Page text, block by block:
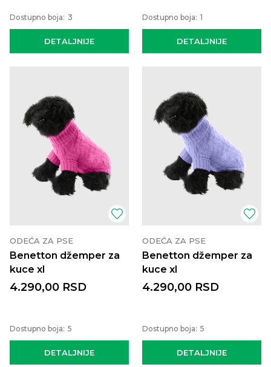
DETALJNIJE
Dostupno boja: 3
DETALJNIJE
Dostupno boja: 1
ODEĆA ZA PSE
Benetton džemper za
kuce xl
DETALJNIJE
4.290,00 RSD
Dostupno boja: 5
ODEĆA ZA PSE
Benetton džemper za
kuce xl
DETALJNIJE
4.290,00 RSD
Dostupno boja: 5